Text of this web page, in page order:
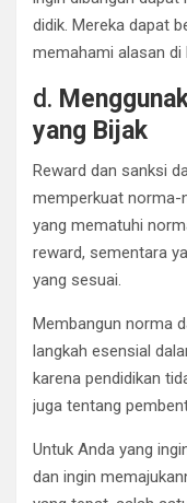
didik. Mereka dapat
memahami alasan
d.
yang Bijak
Reward dan sanksi
memperkuat norma-
yang mematuhi
reward, sementara
yang sesuai.
Membangun norma
langkah esensial
karena pendidikan
juga tentang
Untuk Anda yang
dan ingin